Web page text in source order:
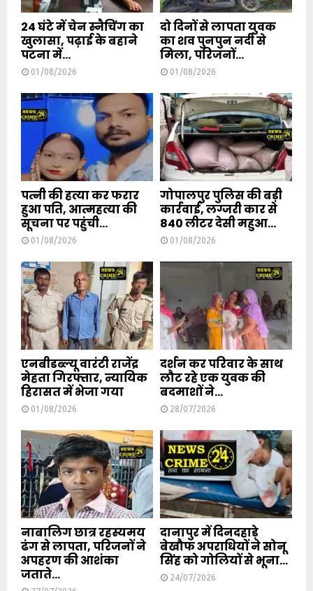
24 घंटे में चेन स्नैचिंग का
खुलासा, पढ़ाई के बहाने
पटना में...
01/08/2026
दो दिनों से लापता युवक
का शव पुनपुन नदी से
मिला, परिजनों...
01/08/2026
पत्नी की हत्या कर फरार
हुआ पति, आत्महत्या की
सूचना पर पहुंची...
01/08/2026
गोपालपुर पुलिस की बड़ी
कार्रवाई, लग्जरी कार से
840 लीटर देसी महुआ...
01/08/2026
एनबीडब्ल्यू वारंटी राजेंद्र
मेहता गिरफ्तार, न्यायिक
हिरासत में भेजा गया
01/08/2026
दर्शन कर परिवार के साथ
लौट रहे एक युवक की
बदमाशों ने...
28/07/2026
नाबालिग छात्र रहस्यमय
ढंग से लापता, परिजनों ने
अपहरण की आशंका
जताते...
दानापुर में दिनदहाड़े
बेखौफ अपराधियों ने सोनू
सिंह को गोलियों से भूना...
24/07/2026